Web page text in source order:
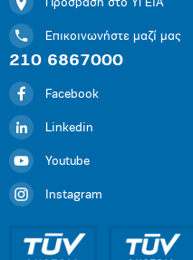
Πρόσβαση στο ΥΓΕΙΑ
Επικοινωνήστε μαζί μας
210 6867000
Facebook
Linkedin
Youtube
Instagram